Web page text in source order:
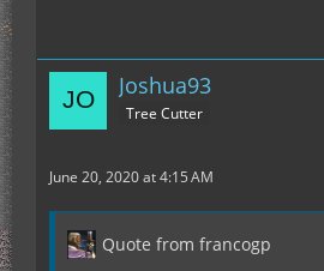
Joshua93
Tree Cutter
June 20, 2020 at 4:15 AM
Quote from francogp